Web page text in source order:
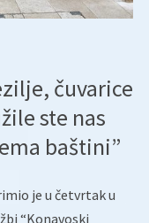
čuvarice
ste nas
baštini”
je u četvrtak u
“Konavoski